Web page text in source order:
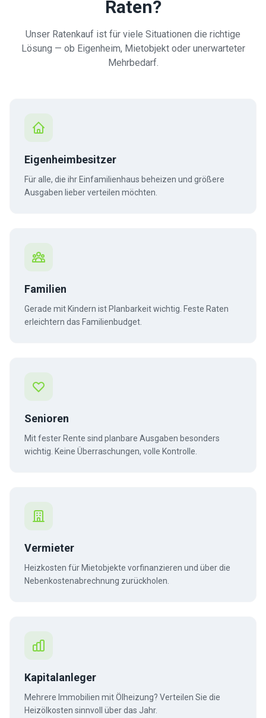
Raten?
Unser Ratenkauf ist für viele Situationen die richtige
Lösung — ob Eigenheim, Mietobjekt oder unerwarteter
Mehrbedarf.
Eigenheimbesitzer
Für alle, die ihr Einfamilienhaus beheizen und größere
Ausgaben lieber verteilen möchten.
Familien
Gerade mit Kindern ist Planbarkeit wichtig. Feste Raten
erleichtern das Familienbudget.
Senioren
Mit fester Rente sind planbare Ausgaben besonders
wichtig. Keine Überraschungen, volle Kontrolle.
Vermieter
Heizkosten für Mietobjekte vorfinanzieren und über die
Nebenkostenabrechnung zurückholen.
Kapitalanleger
Mehrere Immobilien mit Ölheizung? Verteilen Sie die
Heizölkosten sinnvoll über das Jahr.